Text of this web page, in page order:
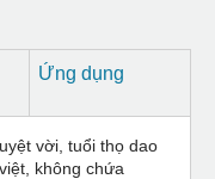
Ứng dụng
vời, tuổi thọ dao
không chứa